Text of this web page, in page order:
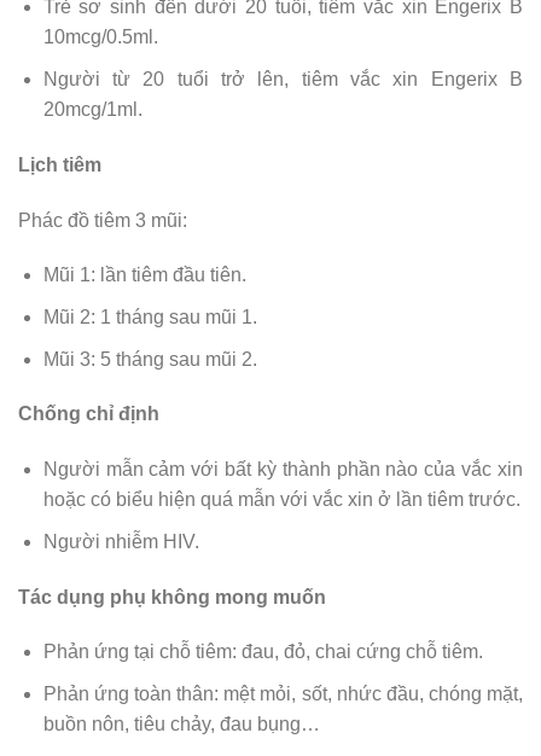
Trẻ sơ sinh đến dưới 20 tuổi, tiêm vắc xin Engerix B
10mcg/0.5ml.
Người từ 20 tuổi trở lên, tiêm vắc xin Engerix B
20mcg/1ml.
Lịch tiêm
Phác đồ tiêm 3 mũi:
Mũi 1: lần tiêm đầu tiên.
Mũi 2: 1 tháng sau mũi 1.
Mũi 3: 5 tháng sau mũi 2.
Chống chỉ định
Người mẫn cảm với bất kỳ thành phần nào của vắc xin
hoặc có biểu hiện quá mẫn với vắc xin ở lần tiêm trước.
Người nhiễm HIV.
Tác dụng phụ không mong muốn
Phản ứng tại chỗ tiêm: đau, đỏ, chai cứng chỗ tiêm.
Phản ứng toàn thân: mệt mỏi, sốt, nhức đầu, chóng mặt,
buồn nôn, tiêu chảy, đau bụng…